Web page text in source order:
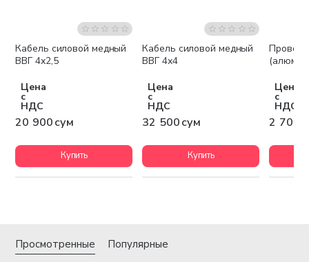
Кабель силовой медный
ВВГ 4х2,5
Цена
с
НДС
20 900 сум
Купить
Бестселлер
Кабель силовой медный
ВВГ 4х4
Цена
с
НДС
32 500 сум
Купить
Провод
Цена
с
НДС
2 700
Просмотренные Популярные